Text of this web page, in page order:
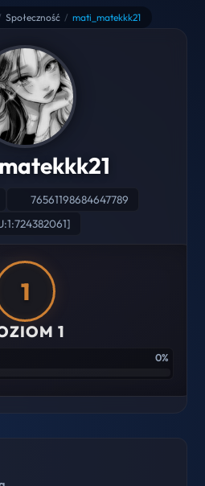
Społeczność / mati_matekkk21
76561198684647789
1
1
0%